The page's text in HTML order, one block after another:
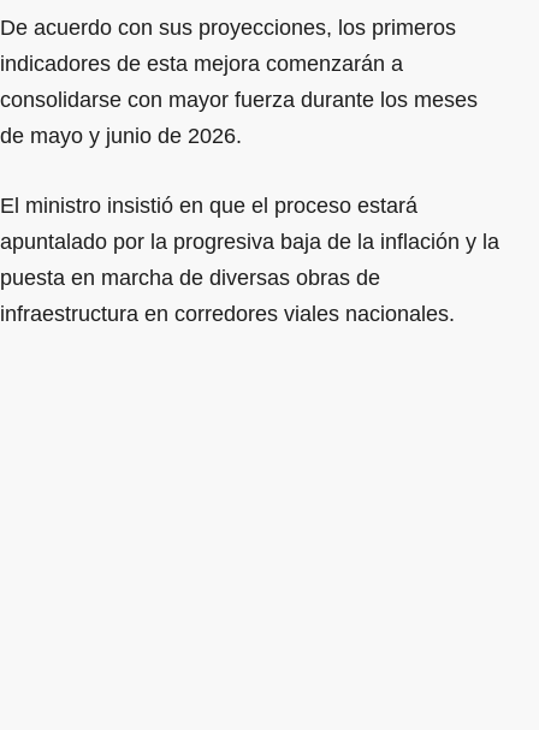
De acuerdo con sus proyecciones, los primeros
indicadores de esta mejora comenzarán a
consolidarse con mayor fuerza durante los meses
de mayo y junio de 2026.
El ministro insistió en que el proceso estará
apuntalado por la progresiva baja de la inflación y la
puesta en marcha de diversas obras de
infraestructura en corredores viales nacionales.